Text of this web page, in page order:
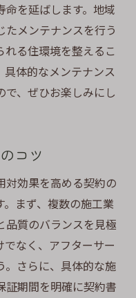
チェックリスト
ストの削減方法
タマイズ事例
効果の高い施策
価格対効果を最大
ための塗装技術
保証制度の活用
理によるコスト削
取るための見積も
果的な塗装法
命を延ばします。地域
たメンテナンスを行う
れる住環境を整えるこ
具体的なメンテナンス
、ぜひお楽しみにし
コツ
対効果を高める契約の
まず、複数の施工業
品質のバランスを見極
なく、アフターサー
。さらに、具体的な施
証期間を明確に契約書